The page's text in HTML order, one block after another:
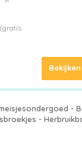
Bekijken
-
-
-